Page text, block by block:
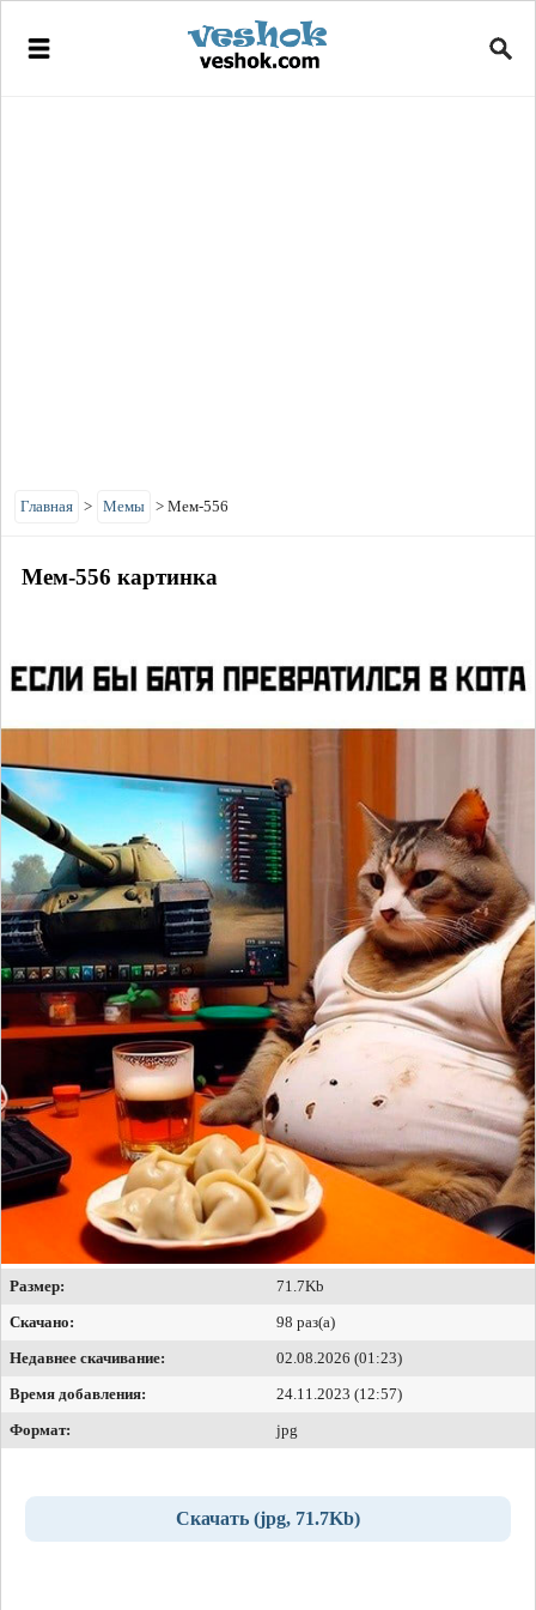
Главная > Мемы > Мем-556
Мем-556 картинка
Размер:
71.7Kb
Скачано:
98 раз(а)
Недавнее скачивание:
02.08.2026 (01:23)
Время добавления:
24.11.2023 (12:57)
Формат:
jpg
Скачать (jpg, 71.7Kb)